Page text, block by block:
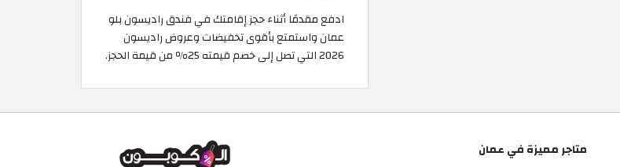
ادفع مقدمًا أثناء حجز إقامتك في فندق راديسون بلو
عمان واستمتع بأقوى تخفيضات وعروض راديسون
2026 التي تصل إلى خصم قيمته 25٪ من قيمة الحجز.
متاجر مميزة في عمان